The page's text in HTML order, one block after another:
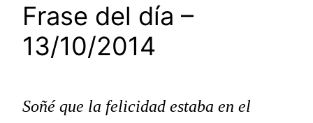
Frase del día –
13/10/2014
Soñé que la felicidad estaba en el